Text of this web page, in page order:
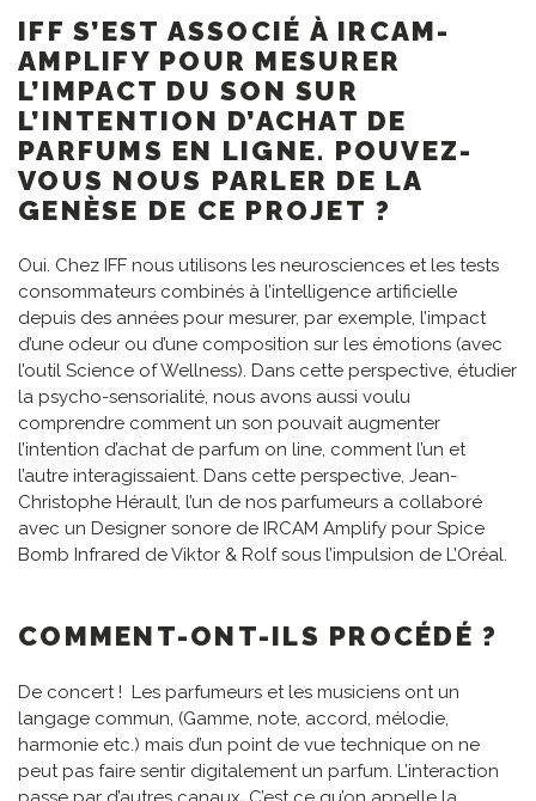
IFF S’EST ASSOCIÉ À IRCAM-
AMPLIFY POUR MESURER
L’IMPACT DU SON SUR
L’INTENTION D’ACHAT DE
PARFUMS EN LIGNE. POUVEZ-
VOUS NOUS PARLER DE LA
GENÈSE DE CE PROJET ?
Oui. Chez IFF nous utilisons les neurosciences et les tests
consommateurs combinés à l’intelligence artificielle
depuis des années pour mesurer, par exemple, l’impact
d’une odeur ou d’une composition sur les émotions (avec
l’outil Science of Wellness). Dans cette perspective, étudier
la psycho-sensorialité, nous avons aussi voulu
comprendre comment un son pouvait augmenter
l’intention d’achat de parfum on line, comment l’un et
l’autre interagissaient. Dans cette perspective, Jean-
Christophe Hérault, l’un de nos parfumeurs a collaboré
avec un Designer sonore de IRCAM Amplify pour Spice
Bomb Infrared de Viktor & Rolf sous l’impulsion de L’Oréal.
COMMENT-ONT-ILS PROCÉDÉ ?
De concert ! Les parfumeurs et les musiciens ont un
langage commun, (Gamme, note, accord, mélodie,
harmonie etc.) mais d’un point de vue technique on ne
peut pas faire sentir digitalement un parfum. L’interaction